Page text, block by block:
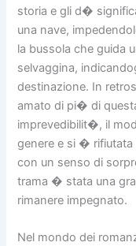
storia e gli d�
una nave,
la bussola che guida
selvaggina,
destinazione. In
amato di pi� di
imprevedibilit�, il
genere e si � rifiutata
con un senso di
trama � stata una
rimanere impegnato.
Nel mondo dei